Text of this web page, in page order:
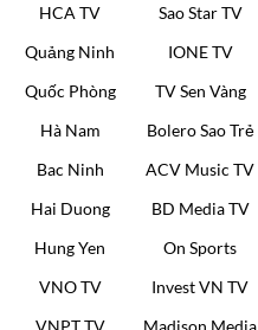
HCA TV
Sao Star TV
Quảng Ninh
IONE TV
Quốc Phòng
TV Sen Vàng
Hà Nam
Bolero Sao Trẻ
Bac Ninh
ACV Music TV
Hai Duong
BD Media TV
Hung Yen
On Sports
VNO TV
Invest VN TV
VNPT TV
Madison Media